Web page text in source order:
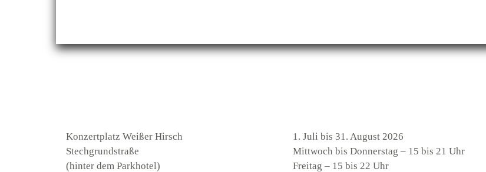
Konzertplatz Weißer Hirsch
Stechgrundstraße
(hinter dem Parkhotel)
1. Juli bis 31. August 2026
Mittwoch bis Donnerstag – 15 bis 21 Uhr
Freitag – 15 bis 22 Uhr